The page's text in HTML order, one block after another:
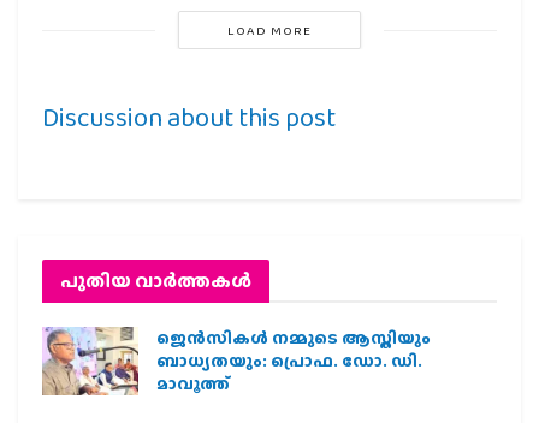
LOAD MORE
Discussion about this post
പുതിയ വാര്‍ത്തകള്‍
ജെന്‍സികള്‍ നമ്മുടെ ആസ്തിയും
ബാധ്യതയും: പ്രൊഫ. ഡോ. ഡി.
മാവൂത്ത്